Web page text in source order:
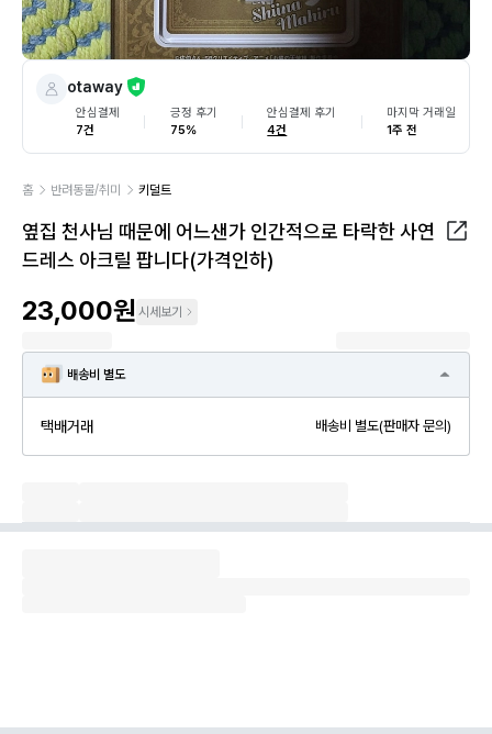
otaway
안심결제
7건
긍정 후기
75%
안심결제 후기
4건
마지막 거래일
1주 전
홈 반려동물/취미 키덜트
옆집 천사님 때문에 어느샌가 인간적으로 타락한 사연
드레스 아크릴 팝니다(가격인하)
23,000원 시세보기
배송비 별도
택배거래 배송비 별도(판매자 문의)